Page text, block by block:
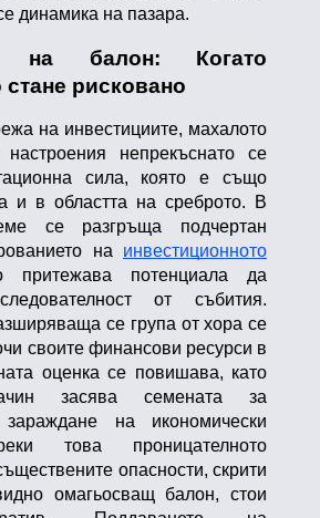
динамика на пазара.
на балон: Когато
стане рисковано
на инвестициите, махалото
непрекъснато се
сила, която е също
и в областта на среброто. В
се разгръща подчертан
на
инвестиционното
притежава потенциала да
от събития.
се група от хора се
своите финансови ресурси в
оценка се повишава, като
засява семената за
зараждане на икономически
това проницателното
опасности, скрити
омагьосващ балон, стои